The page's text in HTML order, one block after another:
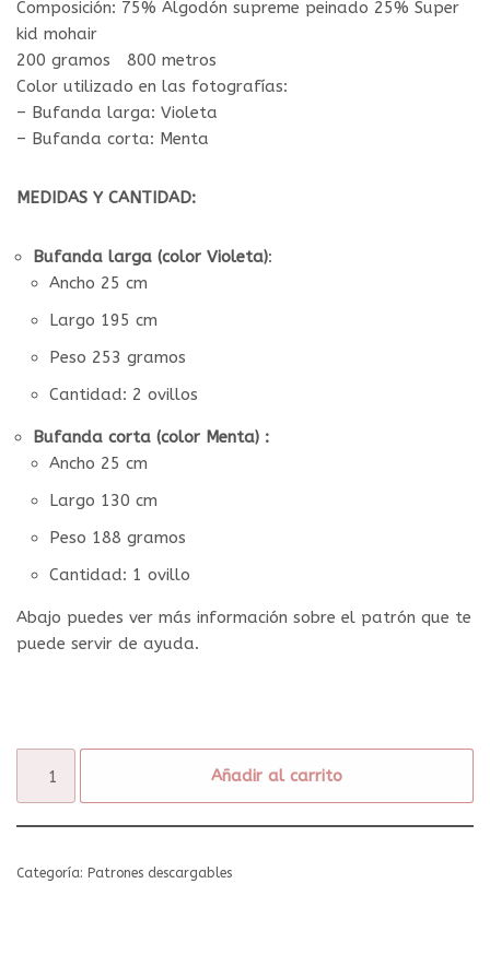
Composición: 75% Algodón supreme peinado 25% Super
kid mohair
200 gramos 800 metros
Color utilizado en las fotografías:
– Bufanda larga: Violeta
– Bufanda corta: Menta
MEDIDAS Y CANTIDAD:
Bufanda larga (color Violeta):
Ancho 25 cm
Largo 195 cm
Peso 253 gramos
Cantidad: 2 ovillos
Bufanda corta (color Menta) :
Ancho 25 cm
Largo 130 cm
Peso 188 gramos
Cantidad: 1 ovillo
Abajo puedes ver más información sobre el patrón que te
puede servir de ayuda.
Añadir al carrito
Categoría: Patrones descargables